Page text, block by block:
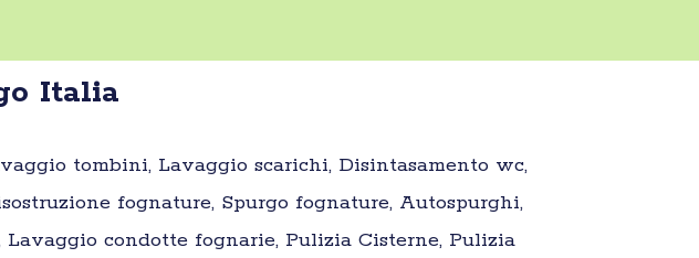
Italia
tombini, Lavaggio scarichi, Disintasamento wc,
fognature, Spurgo fognature, Autospurghi,
condotte fognarie, Pulizia Cisterne, Pulizia